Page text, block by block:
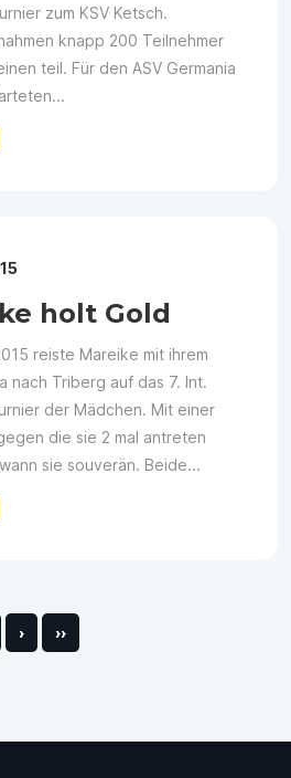
zum KSV Ketsch.
knapp 200 Teilnehmer
teil. Für den ASV Germania
holt Gold
reiste Mareike mit ihrem
nach Triberg auf das 7. Int.
der Mädchen. Mit einer
die sie 2 mal antreten
sie souverän. Beide...
› ››